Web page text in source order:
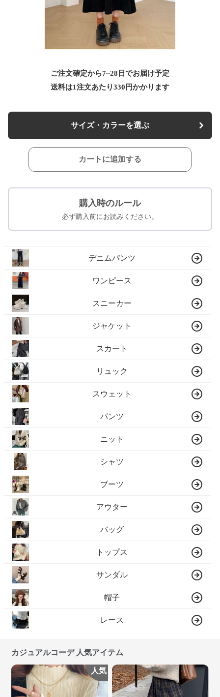
ご注文確定から7~28日でお届け予定
送料は1注文あたり330 円かかります
サイズ・カラーを選ぶ
カートに追加する
購入時のルール
必ず購入前にお読みください。
デニムパンツ
ワンピース
スニーカー
ジャケット
スカート
リュック
スウェット
パンツ
ニット
シャツ
ブーツ
アウター
バッグ
トップス
サンダル
帽子
レース
カジュアルコーデ 人気アイテム
人気